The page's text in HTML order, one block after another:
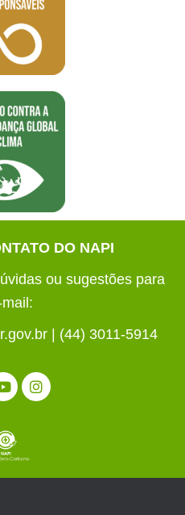
DO NAPI
ou sugestões para
| (44) 3011-5914